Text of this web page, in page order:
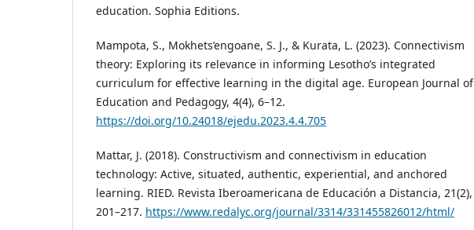
education. Sophia Editions.
Mampota, S., Mokhets’engoane, S. J., & Kurata, L. (2023). Connectivism
theory: Exploring its relevance in informing Lesotho’s integrated
curriculum for effective learning in the digital age. European Journal of
Education and Pedagogy, 4(4), 6–12.
https://doi.org/10.24018/ejedu.2023.4.4.705
Mattar, J. (2018). Constructivism and connectivism in education
technology: Active, situated, authentic, experiential, and anchored
learning. RIED. Revista Iberoamericana de Educación a Distancia, 21(2),
201–217. https://www.redalyc.org/journal/3314/331455826012/html/